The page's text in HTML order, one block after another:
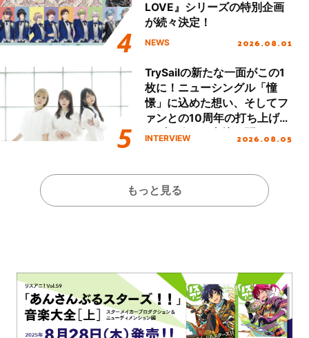
LOVE』シリーズの特別企画
が続々決定！
NEWS 2026.08.01
TrySailの新たな一面がこの1
枚に！ニューシングル「憧
憬」に込めた想い、そしてフ
ァンとの10周年の打ち上げラ
イブを終えた心境を聞いた。
INTERVIEW 2026.08.05
もっと見る